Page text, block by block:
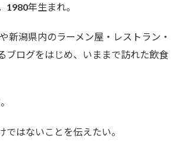
1980年生まれ。
新潟県内のラーメン屋・レストラン・
ブログをはじめ、いままで訪れた飲食
ではないことを伝えたい。